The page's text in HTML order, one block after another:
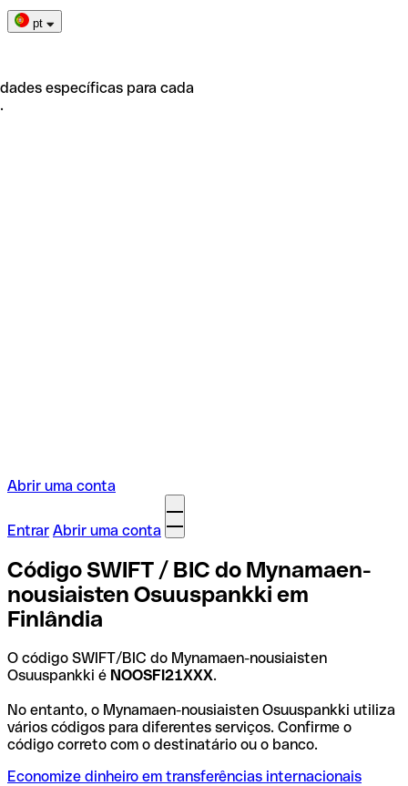
pt
específicas para cada
Abrir uma conta
Entrar Abrir uma conta
Código SWIFT / BIC do Mynamaen-
nousiaisten Osuuspankki em
Finlândia
O código SWIFT/BIC do Mynamaen-nousiaisten
Osuuspankki é NOOSFI21XXX.
No entanto, o Mynamaen-nousiaisten Osuuspankki utiliza
vários códigos para diferentes serviços. Confirme o
código correto com o destinatário ou o banco.
Economize dinheiro em transferências internacionais